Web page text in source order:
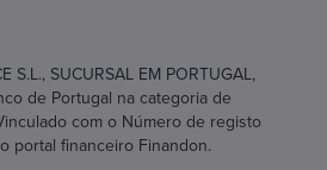
S.L., SUCURSAL EM PORTUGAL,
de Portugal na categoria de
com o Número de registo
portal financeiro Finandon.